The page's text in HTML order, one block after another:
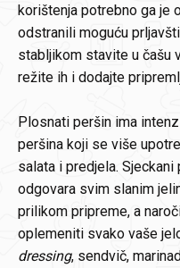
korištenja potrebno ga je
odstranili moguću
stabljikom stavite u čašu
režite ih i dodajte
Plosnati peršin ima
peršina koji se više
salata i predjela.
odgovara svim slanim
prilikom pripreme, a
oplemeniti svako vaše
dressing, sendvič,